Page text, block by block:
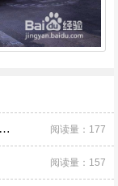
水泥混凝土路面起砂，露石子最新实用修复方法 阅读量：177
阅读量：157